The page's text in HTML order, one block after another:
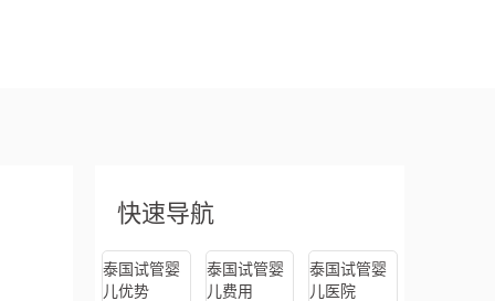
快速导航
泰国试管婴
儿优势
泰国试管婴
儿费用
泰国试管婴
儿医院